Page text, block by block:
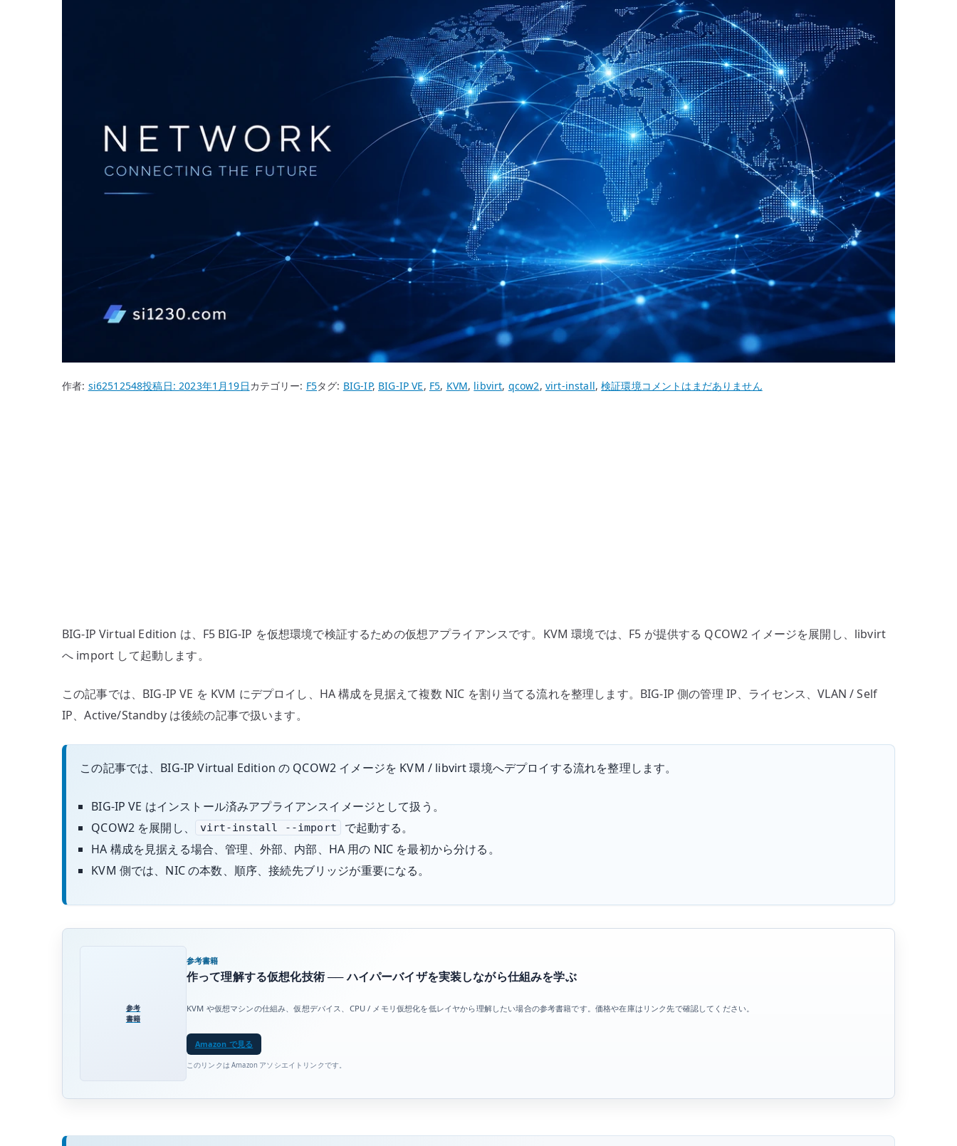
作者: si62512548投稿日:2023年1月19日カテゴリー: F5タグ: BIG-IP, BIG-IP VE, F5, KVM, libvirt, qcow2, virt-install,検証環境BIG-
QCOW2
install
環
コメントはまだありません
BIG-IP Virtual Edition は、F5 BIG-IP を仮想環境で検証するための仮想アプライアンスです。KVM 環境では、F5 が提供する QCOW2 イメージを展開し、libvirt
へ import して起動します。
この記事では、BIG-IP VE を KVM にデプロイし、HA 構成を見据えて複数 NIC を割り当てる流れを整理します。BIG-IP 側の管理 IP、ライセンス、VLAN / Self
IP、Active/Standby は後続の記事で扱います。
この記事では、BIG-IP Virtual Edition の QCOW2 イメージを KVM / libvirt 環境へデプロイする流れを整理します。
BIG-IP VE はインストール済みアプライアンスイメージとして扱う。
QCOW2 を展開し、
virt-install --import
で起動する。
HA 構成を見据える場合、管理、外部、内部、HA 用の NIC を最初から分ける。
KVM 側では、NIC の本数、順序、接続先ブリッジが重要になる。
参考
書籍
参考書籍
作って理解する仮想化技術 ── ハイパーバイザを実装しながら仕組みを学ぶ
KVM や仮想マシンの仕組み、仮想デバイス、CPU / メモリ仮想化を低レイヤから理解したい場合の参考書籍です。価格や在庫はリンク先で確認してください。
Amazon で見る
このリンクは Amazon アソシエイトリンクです。